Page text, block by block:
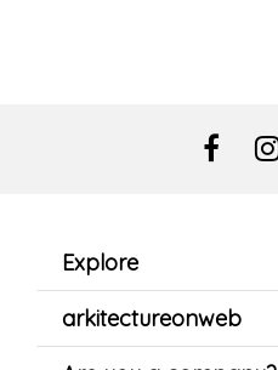
Explore
arkitectureonweb